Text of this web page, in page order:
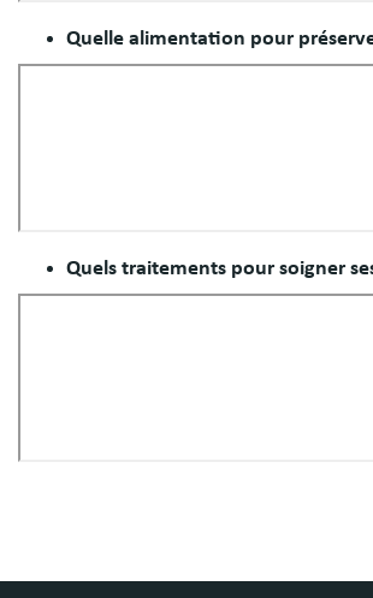
Quelle alimentation pour
Quels traitements pour soigner